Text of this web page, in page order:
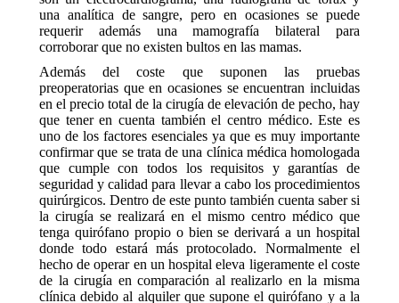
una analítica de sangre, pero en ocasiones se puede
requerir además una mamografía bilateral para
corroborar que no existen bultos en las mamas.
Además del coste que suponen las pruebas
preoperatorias que en ocasiones se encuentran incluidas
en el precio total de la cirugía de elevación de pecho, hay
que tener en cuenta también el centro médico. Este es
uno de los factores esenciales ya que es muy importante
confirmar que se trata de una clínica médica homologada
que cumple con todos los requisitos y garantías de
seguridad y calidad para llevar a cabo los procedimientos
quirúrgicos. Dentro de este punto también cuenta saber si
la cirugía se realizará en el mismo centro médico que
tenga quirófano propio o bien se derivará a un hospital
donde todo estará más protocolado. Normalmente el
hecho de operar en un hospital eleva ligeramente el coste
de la cirugía en comparación al realizarlo en la misma
clínica debido al alquiler que supone el quirófano y a la